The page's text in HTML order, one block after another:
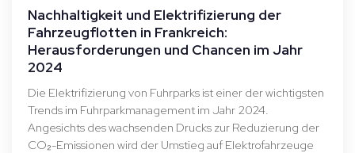
Nachhaltigkeit und Elektrifizierung der
Fahrzeugflotten in Frankreich:
Herausforderungen und Chancen im Jahr
2024
Die Elektrifizierung von Fuhrparks ist einer der wichtigsten
Trends im Fuhrparkmanagement im Jahr 2024.
Angesichts des wachsenden Drucks zur Reduzierung der
CO₂-Emissionen wird der Umstieg auf Elektrofahrzeuge